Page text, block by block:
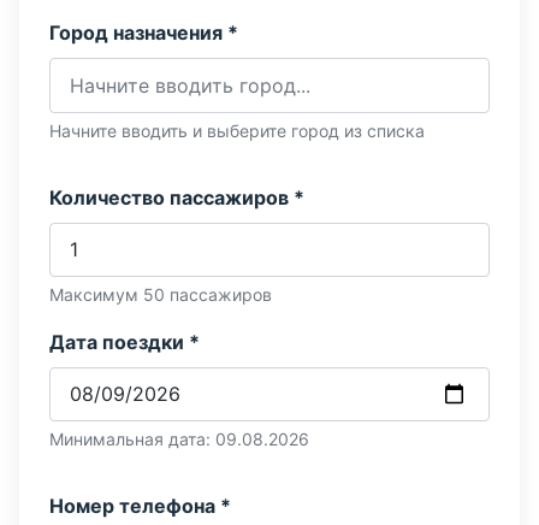
Город назначения *
Начните вводить и выберите город из списка
Количество пассажиров *
Максимум 50 пассажиров
Дата поездки *
Минимальная дата: 09.08.2026
Номер телефона *